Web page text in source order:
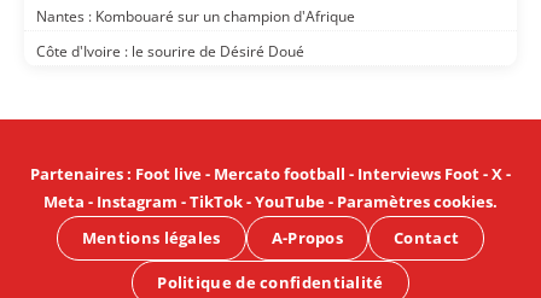
Nantes : Kombouaré sur un champion d'Afrique
Côte d'Ivoire : le sourire de Désiré Doué
Partenaires: Foot live- Mercato football - Interviews Foot-X-
Meta - Instagram -TikTok-YouTube- Paramètres cookies.
Mentions légales
A-Propos Contact
Politique de confidentialité